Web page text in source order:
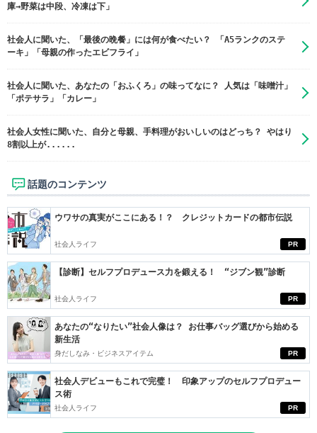
庫→野菜は中段、冷凍は下」
社会人に聞いた、「最後の晩餐」には何が食べたい？ 「A5ランクのステ
ーキ」「母親の作ったエビフライ」
社会人に聞いた、あなたの「おふくろ」の味ってなに？ 人気は「味噌汁」
「ポテサラ」「カレー」
社会人女性に聞いた、自分と母親、手料理がおいしいのはどっち？ やはり
8割以上が......
話題のコンテンツ
PR
ウワサの真実がここにある！？ クレジットカードの都市伝説
社会人ライフ
PR
【診断】セルフプロデュース力を鍛える！ “ジブン観”診断
社会人ライフ
PR
あなたの“なりたい”社会人像は？ お仕事バッグ選びから始める
新生活
身だしなみ・ビジネスアイテム
PR
社会人デビューもこれで完璧！ 印象アップのセルフプロデュー
ス術
社会人ライフ